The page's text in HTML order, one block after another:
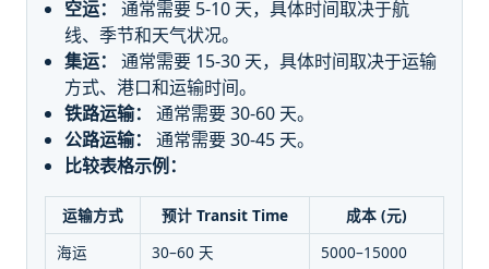
空运：
通常需要 5-10 天，具体时间取决于航
线、季节和天气状况。
集运：
通常需要 15-30 天，具体时间取决于运输
方式、港口和运输时间。
铁路运输：
通常需要 30-60 天。
公路运输：
通常需要 30-45 天。
比较表格示例：
运输方式 预计 Transit Time
成本 (元)
海运
30–60 天
5000–15000